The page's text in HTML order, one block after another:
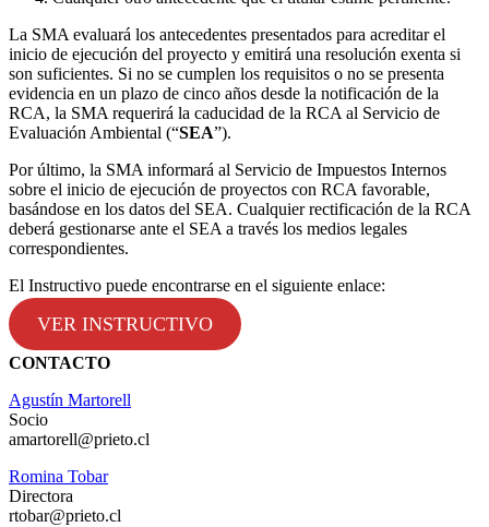
La SMA evaluará los antecedentes presentados para acreditar el
inicio de ejecución del proyecto y emitirá una resolución exenta si
son suficientes. Si no se cumplen los requisitos o no se presenta
evidencia en un plazo de cinco años desde la notificación de la
RCA, la SMA requerirá la caducidad de la RCA al Servicio de
Evaluación Ambiental (“SEA”).
Por último, la SMA informará al Servicio de Impuestos Internos
sobre el inicio de ejecución de proyectos con RCA favorable,
basándose en los datos del SEA. Cualquier rectificación de la RCA
deberá gestionarse ante el SEA a través los medios legales
correspondientes.
El Instructivo puede encontrarse en el siguiente enlace:
VER INSTRUCTIVO
CONTACTO
Agustín Martorell
Socio
amartorell@prieto.cl
Romina Tobar
Directora
rtobar@prieto.cl